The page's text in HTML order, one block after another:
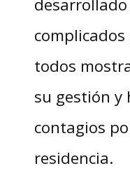
todos
su gestión y
contagios
residencia.